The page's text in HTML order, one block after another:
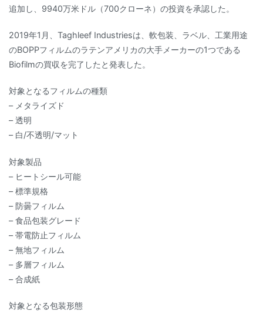
追加し、9940万米ドル（700クローネ）の投資を承認した。
2019年1月、Taghleef Industriesは、軟包装、ラベル、工業用途
のBOPPフィルムのラテンアメリカの大手メーカーの1つである
Biofilmの買収を完了したと発表した。
対象となるフィルムの種類
– メタライズド
– 透明
– 白/不透明/マット
対象製品
– ヒートシール可能
– 標準規格
– 防曇フィルム
– 食品包装グレード
– 帯電防止フィルム
– 無地フィルム
– 多層フィルム
– 合成紙
対象となる包装形態